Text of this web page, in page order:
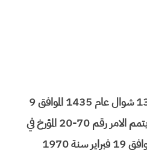
قانون رقم 14-08 مؤرخ في 13 شوال عام 1435 الموافق 9
غشت سنة 2014، يعدل و يتمم الامر رقم 70-20 المؤرخ في
13 ذي الحجة عام 1389 الموافق 19 فبراير سنة 1970